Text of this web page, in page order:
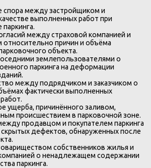
спора между застройщиком и
выполненных работ при
между страховой компанией и
относительно причин и объёма
объекта.
землепользователями о
паркинга на деформации
между подрядчиком и заказчиком о
фактически выполненных
ущерба, причинённого заливом,
происшествием в парковочной зоне.
продавцом и покупателем паркинга
дефектов, обнаруженных после
собственников жилья и
о ненадлежащем содержании
паркинга.